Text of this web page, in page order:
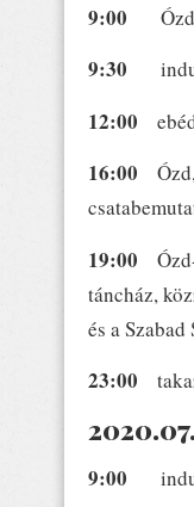
9:00
9:30
12:00
16:00
19:00
táncház,
és a
23:00
9:00